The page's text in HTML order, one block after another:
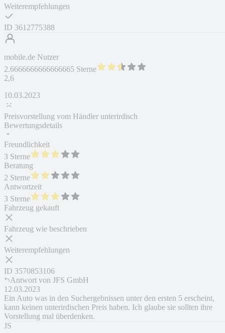
Weiterempfehlungen
ID 3612775388
mobile.de Nutzer
2.6666666666666665 Sterne
2,6
10.03.2023
Preisvorstellung vom Händler unterirdisch
Bewertungsdetails
Freundlichkeit
3 Sterne
Beratung
2 Sterne
Antwortzeit
3 Sterne
Fahrzeug gekauft
Fahrzeug wie beschrieben
Weiterempfehlungen
ID 3570853106
Antwort von JFS GmbH
12.03.2023
Ein Auto was in den Suchergebnissen unter den ersten 5 erscheint,
kann keinen unterirdischen Preis haben. Ich glaube sie sollten ihre
Vorstellung mal überdenken.
JS